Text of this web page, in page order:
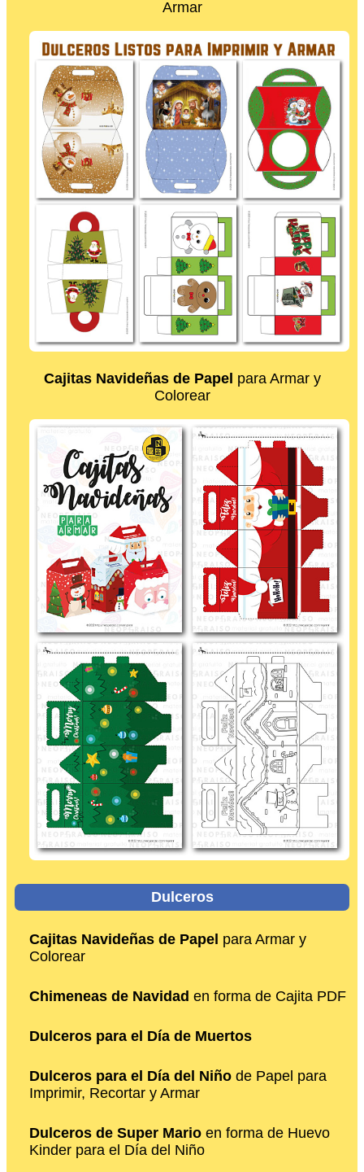
Armar
Cajitas Navideñas de Papel para Armar y
Colorear
Dulceros
Cajitas Navideñas de Papel para Armar y
Colorear
Chimeneas de Navidad en forma de Cajita PDF
Dulceros para el Día de Muertos
Dulceros para el Día del Niño de Papel para
Imprimir, Recortar y Armar
Dulceros de Super Mario en forma de Huevo
Kinder para el Día del Niño